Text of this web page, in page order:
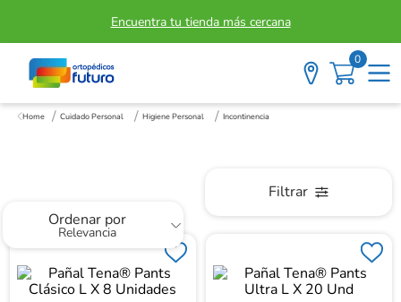
Encuentra tu tienda más cercana
0
Cuidado Personal Higiene Personal Incontinencia
Incontinencia
Ordenar por
Relevancia
Filtrar